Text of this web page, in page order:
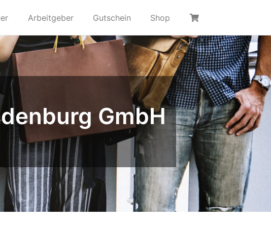
Arbeitgeber Gutschein Shop
GmbH